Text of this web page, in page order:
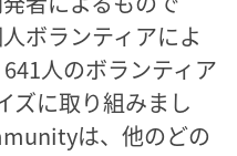
ボランティアによ
人のボランティア
ズに取り組みまし
は、他のどの